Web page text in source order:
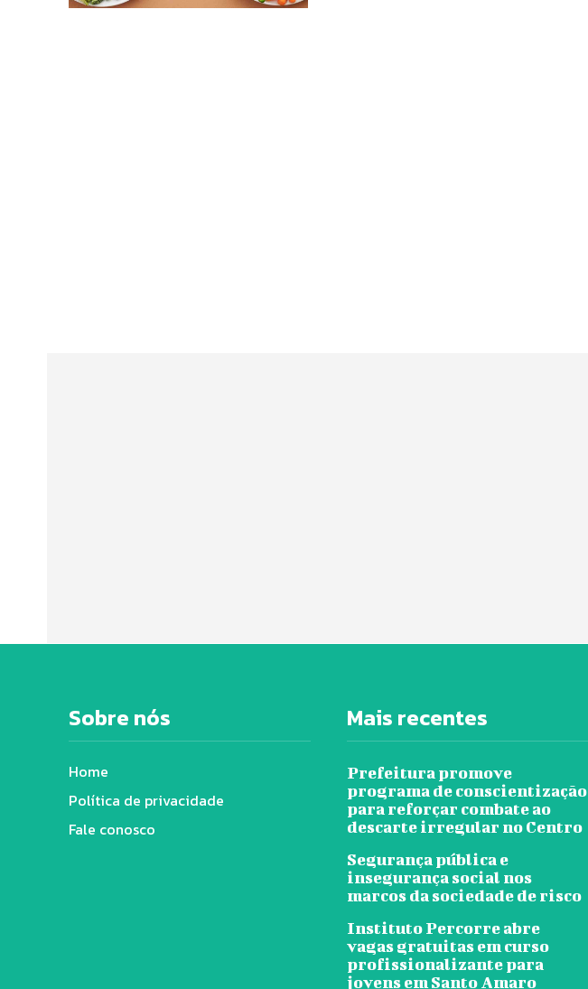
Sobre nós
Home
Política de privacidade
Fale conosco
Mais recentes
Prefeitura promove
programa de conscientização
para reforçar combate ao
descarte irregular no Centro
Segurança pública e
insegurança social nos
marcos da sociedade de risco
Instituto Percorre abre
vagas gratuitas em curso
profissionalizante para
jovens em Santo Amaro